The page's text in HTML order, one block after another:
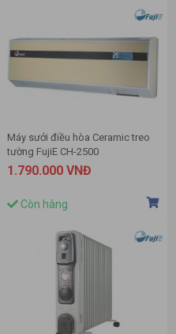
Máy sưởi điều hòa Ceramic treo
tường FujiE CH-2500
1.790.000 VNĐ
Còn hàng